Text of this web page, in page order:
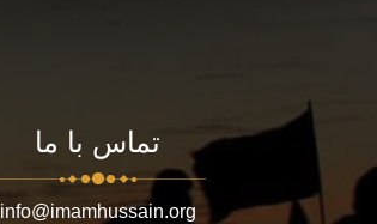
تماس با ما
info@imamhussain.org